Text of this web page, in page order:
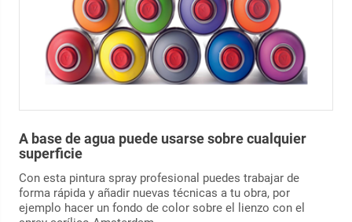
A base de agua puede usarse sobre cualquier
superficie
Con esta pintura spray profesional puedes trabajar de
forma rápida y añadir nuevas técnicas a tu obra, por
ejemplo hacer un fondo de color sobre el lienzo con el